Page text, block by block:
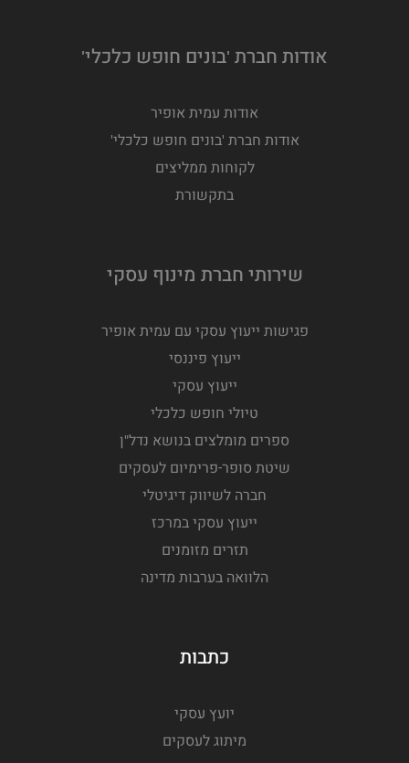
אודות חברת 'בונים חופש כלכלי'
אודות עמית אופיר
אודות חברת 'בונים חופש כלכלי'
לקוחות ממליצים
בתקשורת
שירותי חברת מינוף עסקי
פגישות ייעוץ עסקי עם עמית אופיר
ייעוץ פיננסי
ייעוץ עסקי
טיולי חופש כלכלי
ספרים מומלצים בנושא נדל"ן
שיטת סופר-פרימיום לעסקים
חברה לשיווק דיגיטלי
ייעוץ עסקי במרכז
תזרים מזומנים
הלוואה בערבות מדינה
כתבות
יועץ עסקי
מיתוג לעסקים